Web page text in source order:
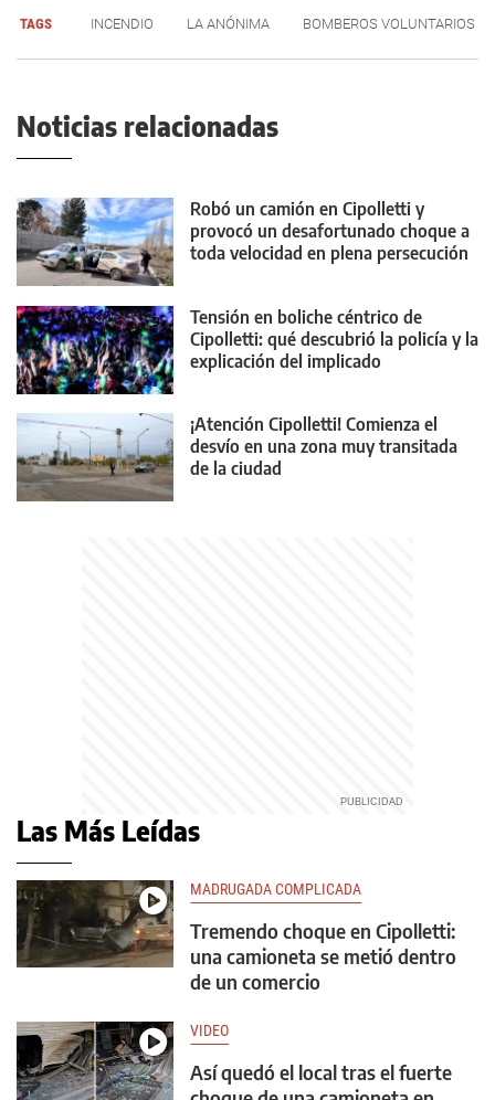
TAGS INCENDIO LA ANÓNIMA BOMBEROS VOLUNTARIOS
Noticias relacionadas
Robó un camión en Cipolletti y
provocó un desafortunado choque a
toda velocidad en plena persecución
Tensión en boliche céntrico de
Cipolletti: qué descubrió la policía y la
explicación del implicado
¡Atención Cipolletti! Comienza el
desvío en una zona muy transitada
de la ciudad
Las Más Leídas
MADRUGADA COMPLICADA
Tremendo choque en Cipolletti:
una camioneta se metió dentro
de un comercio
VIDEO
Así quedó el local tras el fuerte